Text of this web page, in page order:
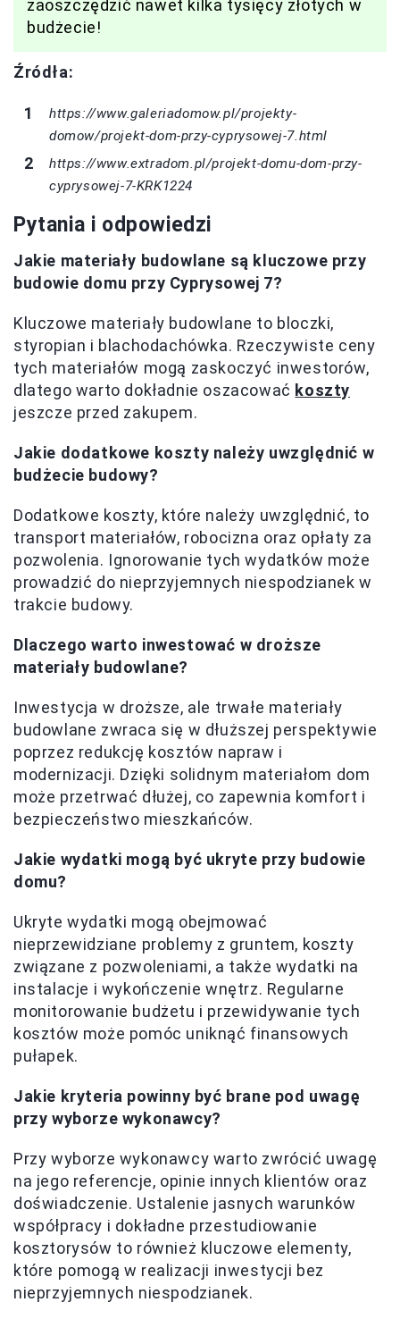
zaoszczędzić nawet kilka tysięcy złotych w
budżecie!
Źródła:
https://www.galeriadomow.pl/projekty-
domow/projekt-dom-przy-cyprysowej-7.html
https://www.extradom.pl/projekt-domu-dom-przy-
cyprysowej-7-KRK1224
Pytania i odpowiedzi
Jakie materiały budowlane są kluczowe przy
budowie domu przy Cyprysowej 7?
Kluczowe materiały budowlane to bloczki,
styropian i blachodachówka. Rzeczywiste ceny
tych materiałów mogą zaskoczyć inwestorów,
dlatego warto dokładnie oszacować koszty
jeszcze przed zakupem.
Jakie dodatkowe koszty należy uwzględnić w
budżecie budowy?
Dodatkowe koszty, które należy uwzględnić, to
transport materiałów, robocizna oraz opłaty za
pozwolenia. Ignorowanie tych wydatków może
prowadzić do nieprzyjemnych niespodzianek w
trakcie budowy.
Dlaczego warto inwestować w droższe
materiały budowlane?
Inwestycja w droższe, ale trwałe materiały
budowlane zwraca się w dłuższej perspektywie
poprzez redukcję kosztów napraw i
modernizacji. Dzięki solidnym materiałom dom
może przetrwać dłużej, co zapewnia komfort i
bezpieczeństwo mieszkańców.
Jakie wydatki mogą być ukryte przy budowie
domu?
Ukryte wydatki mogą obejmować
nieprzewidziane problemy z gruntem, koszty
związane z pozwoleniami, a także wydatki na
instalacje i wykończenie wnętrz. Regularne
monitorowanie budżetu i przewidywanie tych
kosztów może pomóc uniknąć finansowych
pułapek.
Jakie kryteria powinny być brane pod uwagę
przy wyborze wykonawcy?
Przy wyborze wykonawcy warto zwrócić uwagę
na jego referencje, opinie innych klientów oraz
doświadczenie. Ustalenie jasnych warunków
współpracy i dokładne przestudiowanie
kosztorysów to również kluczowe elementy,
które pomogą w realizacji inwestycji bez
nieprzyjemnych niespodzianek.